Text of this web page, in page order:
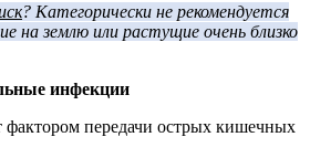
? Категорически не рекомендуется
на землю или растущие очень близко
инфекции
передачи острых кишечных